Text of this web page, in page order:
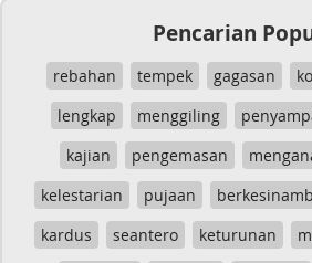
Pencarian
rebahan tempek gagasan
lengkap
menggiling
kajian
pengemasan
kelestarian
pujaan
kardus
seantero keturunan